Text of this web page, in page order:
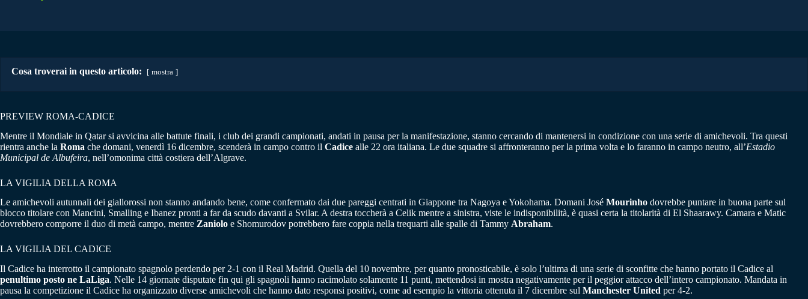
Cosa troverai in questo articolo: mostra
PREVIEW ROMA-CADICE
Mentre il Mondiale in Qatar si avvicina alle battute finali, i club dei grandi campionati, andati in pausa per la manifestazione, stanno cercando di mantenersi in condizione con una serie di amichevoli. Tra questi
rientra anche la Roma che domani, venerdì 16 dicembre, scenderà in campo contro il Cadice alle 22 ora italiana. Le due squadre si affronteranno per la prima volta e lo faranno in campo neutro, all’Estadio
Municipal de Albufeira, nell’omonima città costiera dell’Algrave.
LA VIGILIA DELLA ROMA
Le amichevoli autunnali dei giallorossi non stanno andando bene, come confermato dai due pareggi centrati in Giappone tra Nagoya e Yokohama. Domani José Mourinho dovrebbe puntare in buona parte sul
blocco titolare con Mancini, Smalling e Ibanez pronti a far da scudo davanti a Svilar. A destra toccherà a Celik mentre a sinistra, viste le indisponibilità, è quasi certa la titolarità di El Shaarawy. Camara e Matic
dovrebbero comporre il duo di metà campo, mentre Zaniolo e Shomurodov potrebbero fare coppia nella trequarti alle spalle di Tammy Abraham.
LA VIGILIA DEL CADICE
Il Cadice ha interrotto il campionato spagnolo perdendo per 2-1 con il Real Madrid. Quella del 10 novembre, per quanto pronosticabile, è solo l’ultima di una serie di sconfitte che hanno portato il Cadice al
penultimo posto ne LaLiga. Nelle 14 giornate disputate fin qui gli spagnoli hanno racimolato solamente 11 punti, mettendosi in mostra negativamente per il peggior attacco dell’intero campionato. Mandata in
pausa la competizione il Cadice ha organizzato diverse amichevoli che hanno dato responsi positivi, come ad esempio la vittoria ottenuta il 7 dicembre sul Manchester United per 4-2.